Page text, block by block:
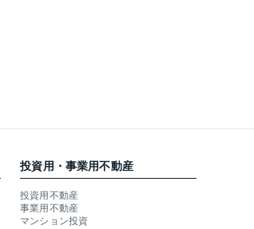
投資用・事業用不動産
投資用不動産
事業用不動産
マンション投資